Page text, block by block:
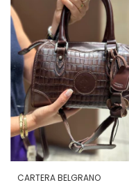
CARTERA BELGRANO